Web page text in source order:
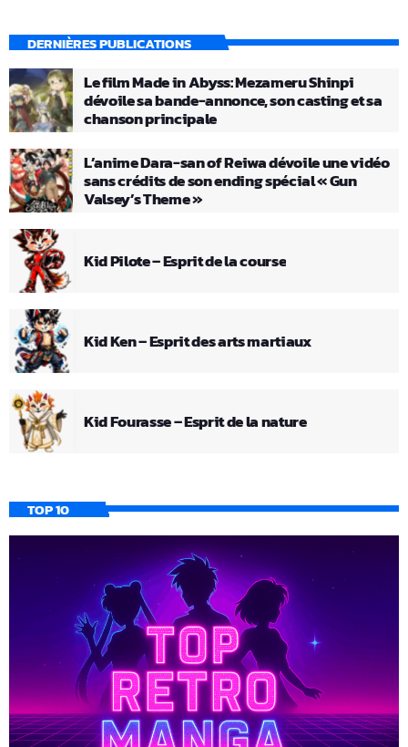
DERNIÈRES PUBLICATIONS
Le film Made in Abyss: Mezameru Shinpi
dévoile sa bande-annonce, son casting et sa
chanson principale
L’anime Dara-san of Reiwa dévoile une vidéo
sans crédits de son ending spécial « Gun
Valsey’s Theme »
Kid Pilote – Esprit de la course
Kid Ken – Esprit des arts martiaux
Kid Fourasse – Esprit de la nature
TOP 10